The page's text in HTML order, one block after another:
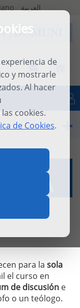
de
y mostrarle
Al hacer
cookies.
de Cookies.
العربية
para la sola
el curso en
de discusión e
o un teólogo.